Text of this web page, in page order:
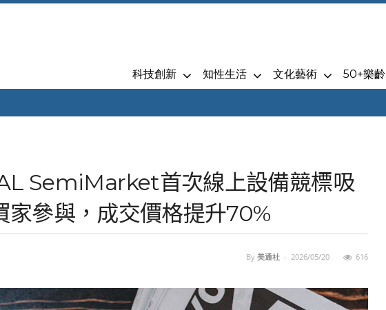
科技創新 知性生活 文化藝術 50+樂齡
SemiMarket首次線上設備競標吸
參與，成交價格提升70%
By 美通社 - 2026/05/20 616